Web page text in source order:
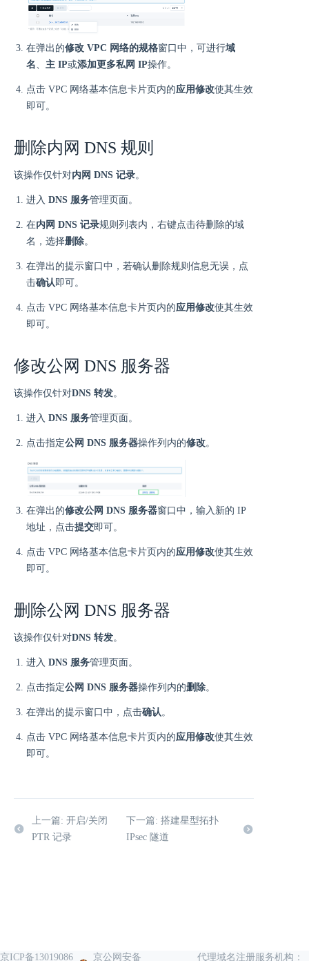
在弹出的修改 VPC 网络的规格窗口中，可进行域
名
主 IP或添加更多私网 IP操作。
点击 VPC 网络基本信息卡片页内的应用修改使其生效
即可。
删除内网 DNS 规则
该操作仅针对内网 DNS 记录。
进入 DNS 服务管理页面。
在内网 DNS 记录规则列表内，右键点击待删除的域
名，选择删除。
在弹出的提示窗口中，若确认删除规则信息无误，点
击确认 即可。
点击 VPC 网络基本信息卡片页内的应用修改使其生效
即可。
修改公网 DNS 服务器
该操作仅针对DNS 转发。
进入 DNS 服务管理页面。
点击指定公网 DNS 服务器操作列内的修改。
在弹出的修改公网 DNS 服务器窗口中，输入新的 IP
地址，点击提交即可。
点击 VPC 网络基本信息卡片页内的应用修改使其生效
即可。
删除公网 DNS 服务器
该操作仅针对DNS 转发。
进入 DNS 服务管理页面。
点击指定公网 DNS 服务器操作列内的删除。
在弹出的提示窗口中，点击确认。
点击 VPC 网络基本信息卡片页内的应用修改使其生效
即可。
上一篇: 开启/关闭
PTR 记录
下一篇: 搭建星型拓扑
IPsec 隧道
京ICP备13019086 京公网安备 代理域名注册服务机构：